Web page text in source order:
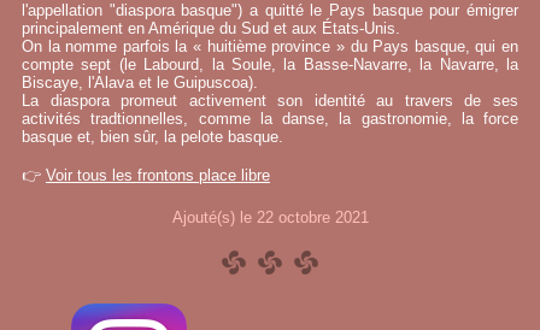
l'appellation "diaspora basque") a quitté le Pays basque pour émigrer
principalement en Amérique du Sud et aux États-Unis.
On la nomme parfois la « huitième province » du Pays basque, qui en
compte sept (le Labourd, la Soule, la Basse-Navarre, la Navarre, la
Biscaye, l'Alava et le Guipuscoa).
La diaspora promeut activement son identité au travers de ses
activités tradtionnelles, comme la danse, la gastronomie, la force
basque et, bien sûr, la pelote basque.
👉 Voir tous les frontons place libre
Ajouté(s) le 22 octobre 2021